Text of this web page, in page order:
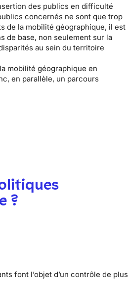
des publics en difficulté
concernés ne sont que trop
de la mobilité géographique, il est
de base, non seulement sur la
au sein du territoire
mobilité géographique en
en parallèle, un parcours
?
font l’objet d’un contrôle de plus